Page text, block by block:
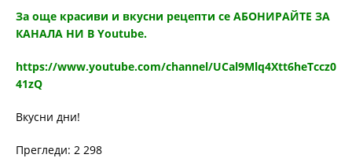
За още красиви и вкусни рецепти се АБОНИРАЙТЕ ЗА
КАНАЛА НИ В Youtube.
https://www.youtube.com/channel/UCal9Mlq4Xtt6heTccz0
41zQ
Вкусни дни!
Прегледи: 2 298